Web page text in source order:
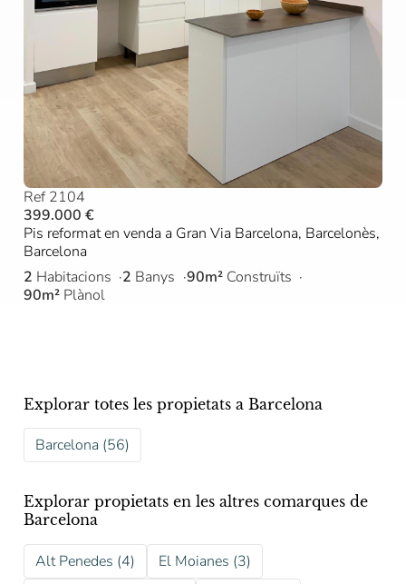
Ref 2104
399.000 €
Pis reformat en venda a Gran Via Barcelona, Barcelonès,
Barcelona
2 Habitacions 2 Banys 90m² Construïts
90m² Plànol
Explorar totes les propietats a Barcelona
Barcelona (56)
Explorar propietats en les altres comarques de
Barcelona
Alt Penedes (4)
El Moianes (3)